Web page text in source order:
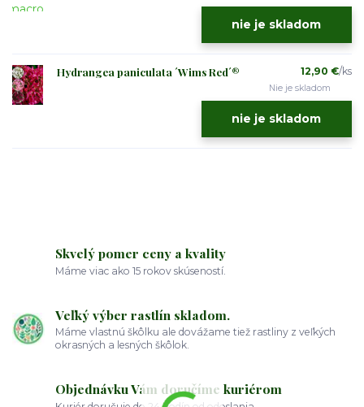
nie je skladom
Hydrangea paniculata ´Wims Red´® 12,90 €/ks
Nie je skladom
nie je skladom
Skvelý pomer ceny a kvality
Máme viac ako 15 rokov skúseností.
Veľký výber rastlín skladom.
Máme vlastnú škôlku ale dovážame tiež rastliny z veľkých
okrasných a lesných škôlok.
Objednávku Vám doručíme kuriérom